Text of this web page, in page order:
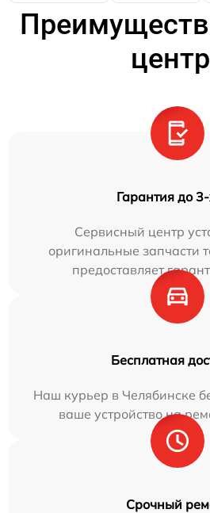
Гарантия до
Сервисный центр
оригинальные запчасти
предоставляет
Бесплатная
Наш курьер в Челябинске
ваше устройство на
Срочный